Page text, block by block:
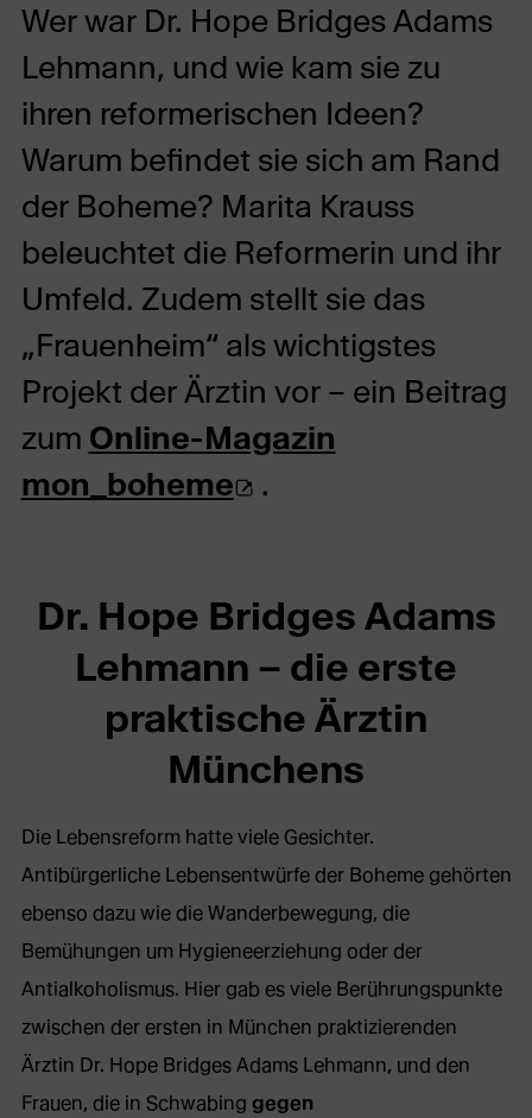
Wer war Dr. Hope Bridges Adams
Lehmann, und wie kam sie zu
ihren reformerischen Ideen?
Warum befindet sie sich am Rand
der Boheme? Marita Krauss
beleuchtet die Reformerin und ihr
Umfeld. Zudem stellt sie das
„Frauenheim“ als wichtigstes
Projekt der Ärztin vor – ein Beitrag
zum Online-Magazin
mon_boheme(Öffnet
in
neuem
Tab)
.
Dr. Hope Bridges Adams
Lehmann – die erste
praktische Ärztin
Münchens
Die Lebensreform hatte viele Gesichter.
Antibürgerliche Lebensentwürfe der Boheme gehörten
ebenso dazu wie die Wanderbewegung, die
Bemühungen um Hygieneerziehung oder der
Antialkoholismus. Hier gab es viele Berührungspunkte
zwischen der ersten in München praktizierenden
Ärztin Dr. Hope Bridges Adams Lehmann, und den
Frauen, die in Schwabing gegen